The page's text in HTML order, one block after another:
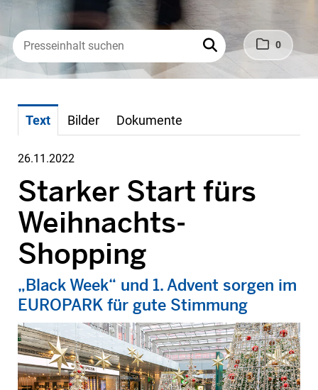
0
Text Bilder Dokumente
26.11.2022
Starker Start fürs
Weihnachts-
Shopping
„Black Week“ und 1. Advent sorgen im
EUROPARK für gute Stimmung